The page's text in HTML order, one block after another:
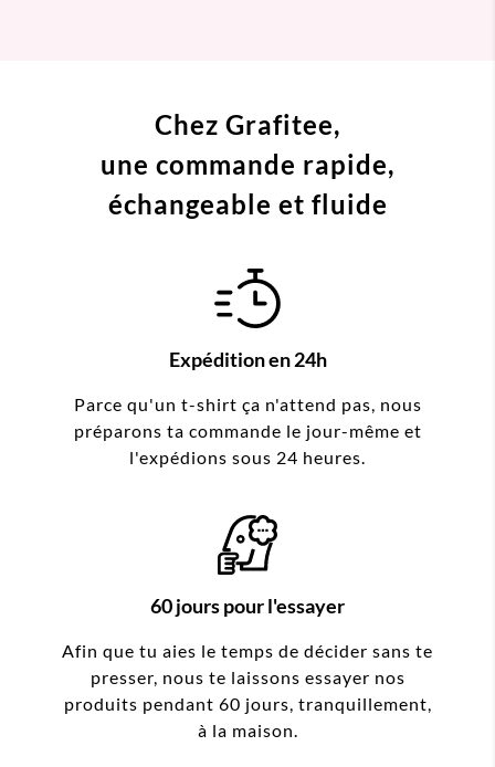
Chez Grafitee,
une commande rapide,
échangeable et fluide
Expédition en 24h
Parce qu'un t-shirt ça n'attend pas, nous
préparons ta commande le jour-même et
l'expédions sous 24 heures.
60 jours pour l'essayer
Afin que tu aies le temps de décider sans te
presser, nous te laissons essayer nos
produits pendant 60 jours, tranquillement,
à la maison.